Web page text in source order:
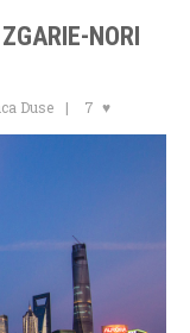
NORI
Duse 7